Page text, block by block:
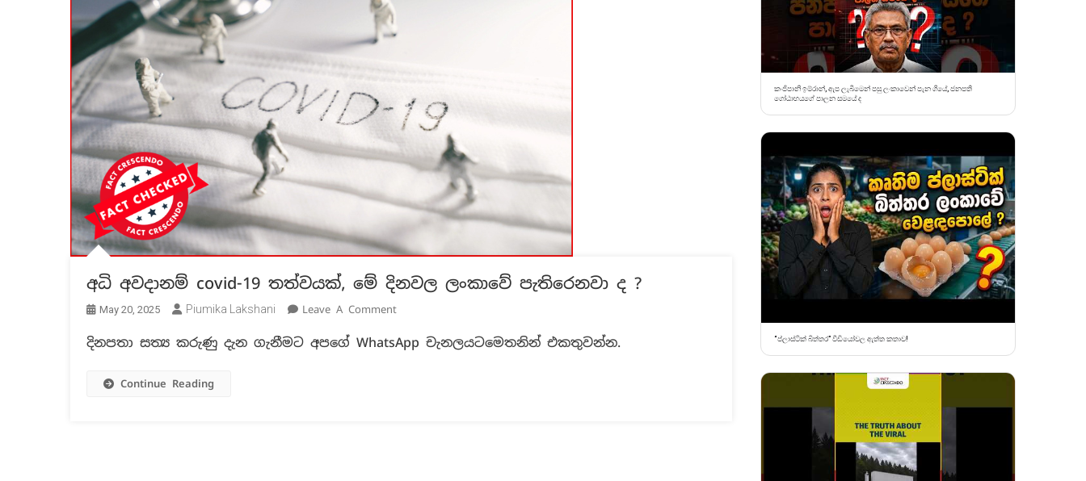
අධි අවදානම් covid-19 තත්වයක්, මේ දිනවල ලංකාවේ පැතිරෙනවා ද ?
May 20, 2025 Piumika Lakshani Leave A CommentOn
අවදානම්
දිනපතා සත්‍ය කරුණු දැන ගැනීමට අපගේ WhatsApp චැනලයටමෙතනින් එකතුවන්න.
Continue Reading
කංජිපානි ඉම්රාන්, ඇප ලැබීමෙන් පසු ලංකාවෙන් පැන ගියේ, ජනපති
ගෝඨාභයගේ පාලන සමයේ ද
“ප්ලාස්ටික් බිත්තර” වීඩියෝවල ඇත්ත කතාව!